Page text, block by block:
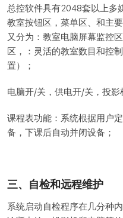
总控软件具有2048套以上多
教室按钮区，菜单区、和主
又分为：教室电脑屏幕监控
区，：灵活的教室数目和控
置）；
电脑开/关，供电开/关，投影
课程表功能：系统根据用户
备，下课后自动并闭设备；
三、自检和远程维护
系统启动自检程序在几分种